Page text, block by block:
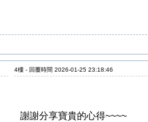
4樓 - 回覆時間 2026-01-25 23:18:46
謝謝分享寶貴的心得~~~~